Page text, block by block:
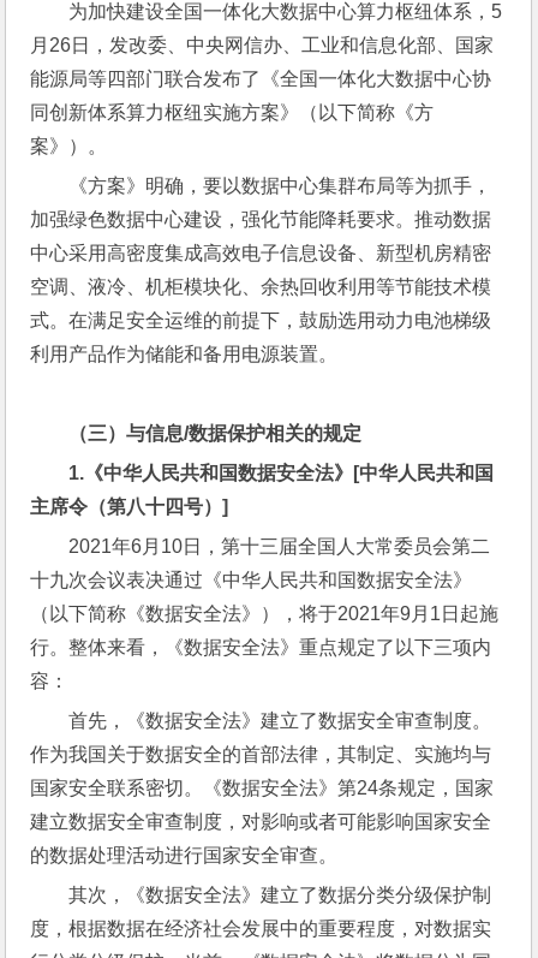
为加快建设全国一体化大数据中心算力枢纽体系，5
月26日，发改委、中央网信办、工业和信息化部、国家
能源局等四部门联合发布了《全国一体化大数据中心协
同创新体系算力枢纽实施方案》（以下简称《方
案》）。
《方案》明确，要以数据中心集群布局等为抓手，
加强绿色数据中心建设，强化节能降耗要求。推动数据
中心采用高密度集成高效电子信息设备、新型机房精密
空调、液冷、机柜模块化、余热回收利用等节能技术模
式。在满足安全运维的前提下，鼓励选用动力电池梯级
利用产品作为储能和备用电源装置。
（三）与信息/数据保护相关的规定
1. 《中华人民共和国数据安全法》 [中华人民共和国
主席令（第八十四号）]
2021年6月10日，第十三届全国人大常委员会第二
十九次会议表决通过《中华人民共和国数据安全法》
（以下简称《数据安全法》），将于2021年9月1日起施
行。整体来看，《数据安全法》重点规定了以下三项内
容：
首先，《数据安全法》建立了数据安全审查制度。
作为我国关于数据安全的首部法律，其制定、实施均与
国家安全联系密切。《数据安全法》第24条规定，国家
建立数据安全审查制度，对影响或者可能影响国家安全
的数据处理活动进行国家安全审查。
其次，《数据安全法》建立了数据分类分级保护制
度，根据数据在经济社会发展中的重要程度，对数据实